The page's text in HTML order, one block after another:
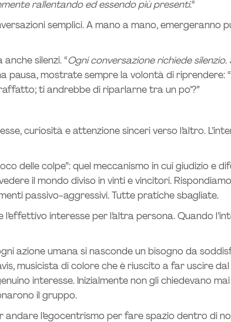
rallentando ed essendo più presenti.“
semplici. A mano a mano, emergeranno
silenzi. “Ogni conversazione richiede
pausa, mostrate sempre la volontà di riprendere:
ti andrebbe di riparlarne tra un po’?”
curiosità e attenzione sinceri verso l’altro.
delle colpe”: quel meccanismo in cui giudizio e
il mondo diviso in vinti e vincitori.
passivo-aggressivi. Tutte pratiche sbagliate.
interesse per l’altra persona. Quando
azione umana si nasconde un bisogno da
musicista di colore che è riuscito a far uscire dal
interesse. Inizialmente non gli chiedevano
il gruppo.
l’egocentrismo per fare spazio dentro di